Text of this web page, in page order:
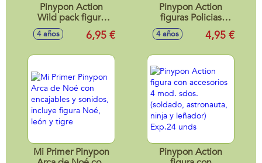
Pinypon Action
Wild pack figura
explorador y animal
salvaje 3 mod.
4 años 6,95 €
Pinypon Action
figuras Policias
Especialistas 4
mod. sdos. Exp. 24
4 años 4,95 €
Mi Primer Pinypon
Pinypon Action